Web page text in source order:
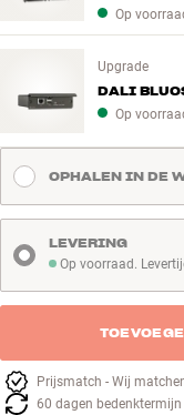
Op
Upgrade
DALI
Op
OPHALEN IN DE
Op voorraad. Levertijd 2-3
Op voorraad.
LEVERING
Prijsmatch - Wij
60 dagen bedenktermijn